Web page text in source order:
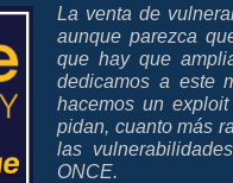
La venta de
aunque parezca
que hay que
dedicamos a este
hacemos un
pidan, cuanto más
las
ONCE.